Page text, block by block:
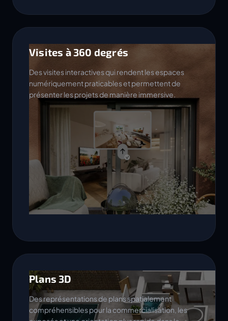
Visites à 360 degrés
Des visites interactives qui rendent les espaces
numériquement praticables et permettent de
présenter les projets de manière immersive.
Plans 3D
Des représentations de plans spatialement
compréhensibles pour la commercialisation, les